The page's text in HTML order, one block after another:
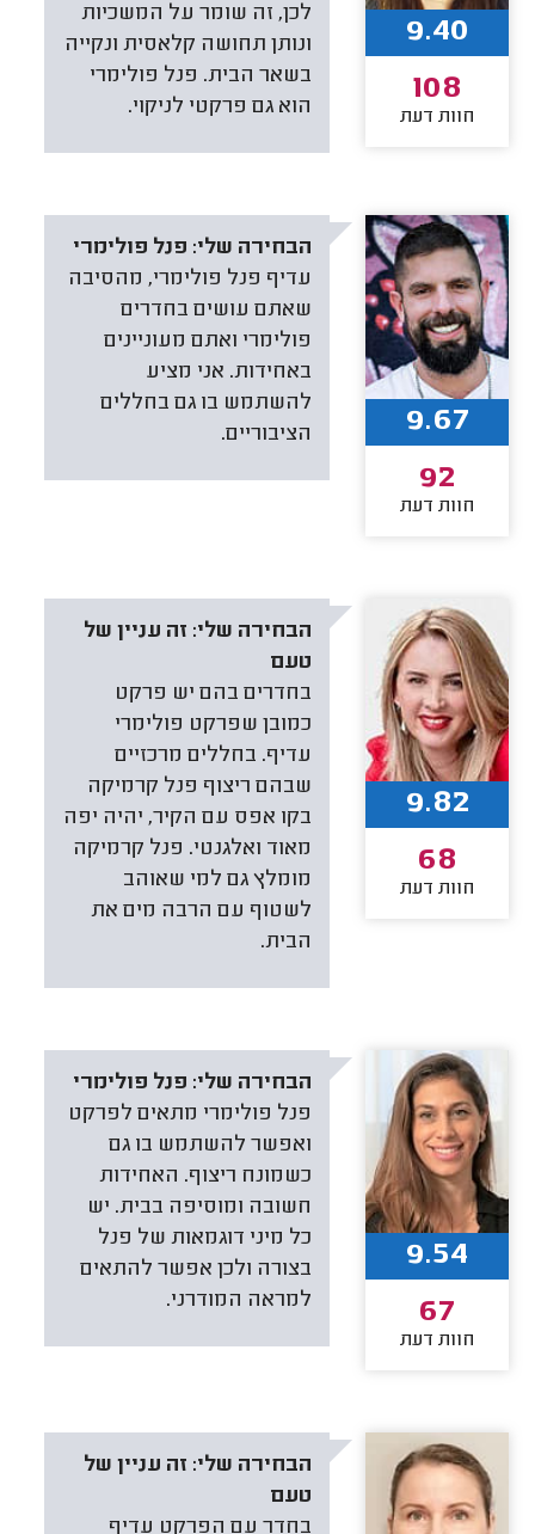
לכן, זה שומר על המשכיות
ונותן תחושה קלאסית ונקייה
בשאר הבית. פנל פולימרי
הוא גם פרקטי לניקוי.
9.40
108
חוות דעת
הבחירה שלי: פנל פולימרי
עדיף פנל פולימרי, מהסיבה
שאתם עושים בחדרים
פולימרי ואתם מעוניינים
באחידות. אני מציע
להשתמש בו גם בחללים
הציבוריים.
9.67
92
חוות דעת
הבחירה שלי: זה עניין של
טעם
בחדרים בהם יש פרקט
כמובן שפרקט פולימרי
עדיף. בחללים מרכזיים
שבהם ריצוף פנל קרמיקה
בקו אפס עם הקיר, יהיה יפה
מאוד ואלגנטי. פנל קרמיקה
מומלץ גם למי שאוהב
לשטוף עם הרבה מים את
הבית.
9.82
68
חוות דעת
הבחירה שלי: פנל פולימרי
פנל פולימרי מתאים לפרקט
ואפשר להשתמש בו גם
כשמונח ריצוף. האחידות
חשובה ומוסיפה בבית. יש
כל מיני דוגמאות של פנל
בצורה ולכן אפשר להתאים
למראה המודרני.
9.54
67
חוות דעת
הבחירה שלי: זה עניין של
טעם
בחדר עם הפרקט עדיף